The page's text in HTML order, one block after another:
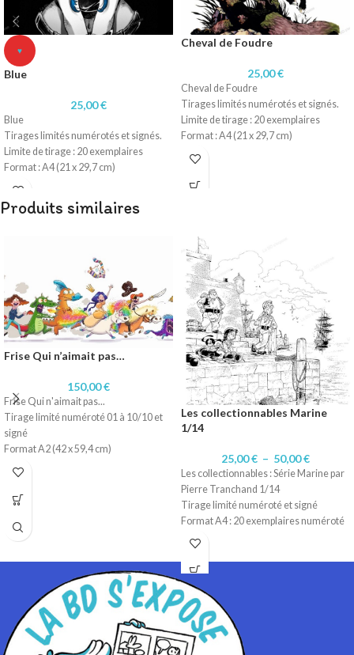
♥
Blue
25,00€
Blue
Tirages limités numérotés et signés.
Limite de tirage : 20 exemplaires
Format : A4 (21 x 29,7 cm)
Papier : 200 gr satiné
Cheval de Foudre
25,00€
Cheval de Foudre
Tirages limités numérotés et signés.
Limite de tirage : 20 exemplaires
Format : A4 (21 x 29,7 cm)
Papier : 200 gr satiné
Produits similaires
Frise Qui n’aimait pas…
150,00€
Frise Qui n'aimait pas...
Tirage limité numéroté 01 à 10/10 et
signé
Format A2 (42 x 59,4 cm)
Technique dessin numérique
Impression sur papier 180 gr
Les collectionnables Marine
1/14
25,00€ – 50,00€
Les collectionnables : Série Marine par
Pierre Tranchand 1/14
Tirage limité numéroté et signé
Format A4 : 20 exemplaires numéroté
1 à 20/20.
1 à 10/10
Technique d'origine: Encre de Chine
Impression sur papier 200 gr Satiné